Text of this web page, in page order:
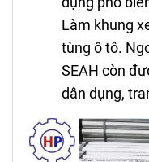
Làm khung
tùng ô tô.
SEAH còn
dân dụng,